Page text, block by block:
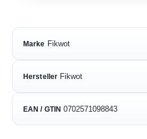
Marke Fikwot
Hersteller Fikwot
EAN / GTIN 0702571098843